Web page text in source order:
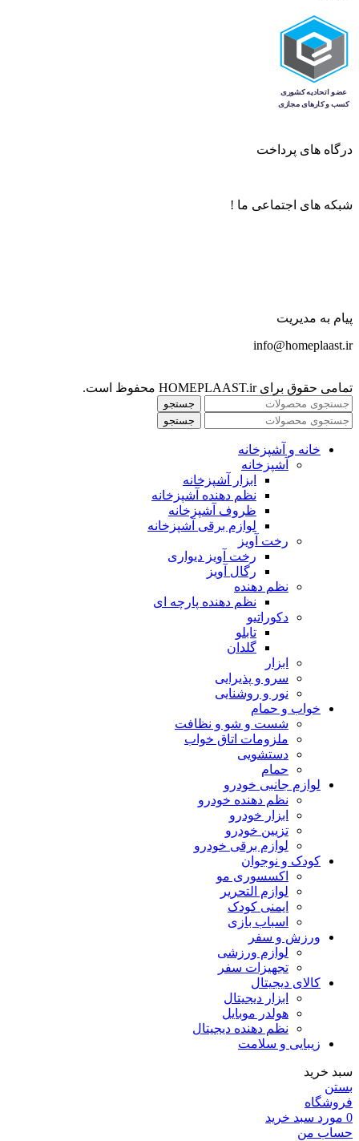
درگاه های پرداخت
شبکه های اجتماعی ما !
پیام به مدیریت
info@homeplaast.ir
تمامی حقوق برای HOMEPLAAST.ir محفوظ است.
جستجو
جستجو
خانه و آشپزخانه
آشپزخانه
ابزار آشپزخانه
نظم دهنده آشپزخانه
ظروف آشپزخانه
لوازم برقی آشپزخانه
رخت آویز
رخت آویز دیواری
رگال آویز
نظم دهنده
نظم دهنده پارچه ای
دکوراتیو
تابلو
گلدان
ابزار
سرو و پذیرایی
نور و روشنایی
خواب و حمام
شست و شو و نظافت
ملزومات اتاق خواب
دستشویی
حمام
لوازم جانبی خودرو
نظم دهنده خودرو
ابزار خودرو
تزیین خودرو
لوازم برقی خودرو
کودک و نوجوان
اکسسوری مو
لوازم التحریر
ایمنی کودک
اسباب بازی
ورزش و سفر
لوازم ورزشی
تجهیزات سفر
کالای دیجیتال
ابزار دیجیتال
هولدر موبایل
نظم دهنده دیجیتال
زیبایی و سلامت
سبد خرید
بستن
فروشگاه
0 مورد سبد خرید
حساب من